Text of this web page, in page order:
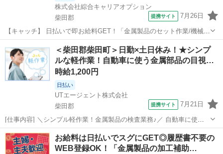
株式会社綜合キャリアオプション
柴田郡
提携サイト 7月26日
【キャッチ】 日払いで即お給料GET！「金属製品のセット作業/機械操
作」【未経験でも活躍できる！】ウレシイ残業ほぼナシ♪稼ぐ優先・高
収入Work☆高！ 【コメント】 製造のお仕事をお探しの方必見！ 「経
験ないけど大丈夫か...
工場
＜柴田郡柴田町＞日勤×土日休み！★シンプ
ルな軽作業！自動車に使う金属部品の目視…
時給1,200円
日払い
UTエージェント株式会社
柴田郡
提携サイト 7月21日
[仕事内容] ＼シンプル軽作業！金属製品の検査業務♪／ 自動車に使わ
れる金属部品の検査をお任せします！ ☆シンプルなモクモク作業 慣
れてきたら自分のペースで作業できます♪ ＜具体的には…＞ ◆目視チ
ェック 炉から出て...
宮城 柴田郡 工場
お給料は日払いでスグにGET◎履歴書不要の
WEB登録OK！「金属製品の加工補助…